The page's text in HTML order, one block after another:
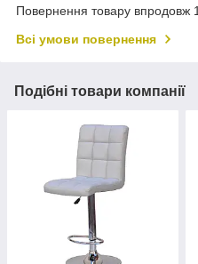
Повернення товару впродовж
Всі умови повернення
Подібні товари компанії